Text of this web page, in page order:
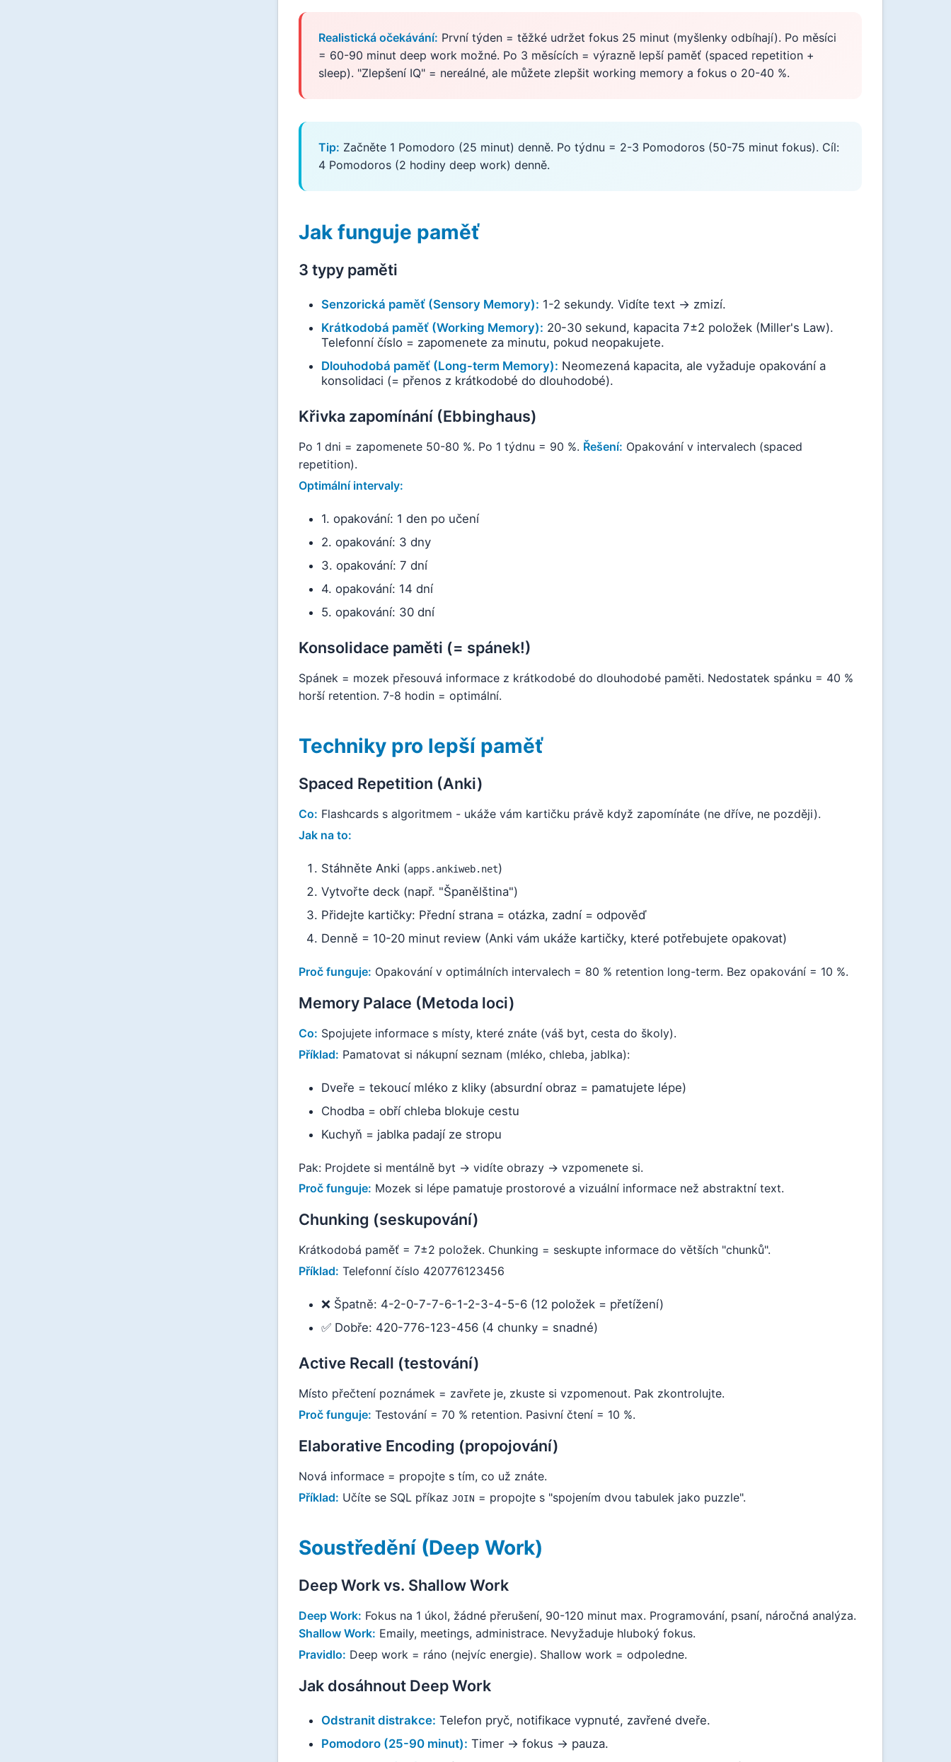
Realistická očekávání: První týden = těžké udržet fokus 25 minut (myšlenky odbíhají). Po měsíci
= 60-90 minut deep work možné. Po 3 měsících = výrazně lepší paměť (spaced repetition +
sleep). "Zlepšení IQ" = nereálné, ale můžete zlepšit working memory a fokus o 20-40 %.
Tip: Začněte 1 Pomodoro (25 minut) denně. Po týdnu = 2-3 Pomodoros (50-75 minut fokus). Cíl:
4 Pomodoros (2 hodiny deep work) denně.
Jak funguje paměť
3 typy paměti
Senzorická paměť (Sensory Memory): 1-2 sekundy. Vidíte text → zmizí.
Krátkodobá paměť (Working Memory): 20-30 sekund, kapacita 7±2 položek (Miller's Law).
Telefonní číslo = zapomenete za minutu, pokud neopakujete.
Dlouhodobá paměť (Long-term Memory): Neomezená kapacita, ale vyžaduje opakování a
konsolidaci (= přenos z krátkodobé do dlouhodobé).
Křivka zapomínání (Ebbinghaus)
Po 1 dni = zapomenete 50-80 %. Po 1 týdnu = 90 %. Řešení: Opakování v intervalech (spaced
repetition).
Optimální intervaly:
1. opakování: 1 den po učení
2. opakování: 3 dny
3. opakování: 7 dní
4. opakování: 14 dní
5. opakování: 30 dní
Konsolidace paměti (= spánek!)
Spánek = mozek přesouvá informace z krátkodobé do dlouhodobé paměti. Nedostatek spánku = 40 %
horší retention. 7-8 hodin = optimální.
Techniky pro lepší paměť
Spaced Repetition (Anki)
Co: Flashcards s algoritmem - ukáže vám kartičku právě když zapomínáte (ne dříve, ne později).
Jak na to:
Stáhněte Anki (apps.ankiweb.net)
Vytvořte deck (např. "Španělština")
Přidejte kartičky: Přední strana = otázka, zadní = odpověď
Denně = 10-20 minut review (Anki vám ukáže kartičky, které potřebujete opakovat)
Proč funguje: Opakování v optimálních intervalech = 80 % retention long-term. Bez opakování = 10 %.
Memory Palace (Metoda loci)
Co: Spojujete informace s místy, které znáte (váš byt, cesta do školy).
Příklad: Pamatovat si nákupní seznam (mléko, chleba, jablka):
Dveře = tekoucí mléko z kliky (absurdní obraz = pamatujete lépe)
Chodba = obří chleba blokuje cestu
Kuchyň = jablka padají ze stropu
Pak: Projdete si mentálně byt → vidíte obrazy → vzpomenete si.
Proč funguje: Mozek si lépe pamatuje prostorové a vizuální informace než abstraktní text.
Chunking (seskupování)
Krátkodobá paměť = 7±2 položek. Chunking = seskupte informace do větších "chunků".
Příklad: Telefonní číslo 420776123456
❌ Špatně: 4-2-0-7-7-6-1-2-3-4-5-6 (12 položek = přetížení)
✅ Dobře: 420-776-123-456 (4 chunky = snadné)
Active Recall (testování)
Místo přečtení poznámek = zavřete je, zkuste si vzpomenout. Pak zkontrolujte.
Proč funguje: Testování = 70 % retention. Pasivní čtení = 10 %.
Elaborative Encoding (propojování)
Nová informace = propojte s tím, co už znáte.
Příklad: Učíte se SQL příkaz JOIN = propojte s "spojením dvou tabulek jako puzzle".
Soustředění (Deep Work)
Deep Work vs. Shallow Work
Deep Work: Fokus na 1 úkol, žádné přerušení, 90-120 minut max. Programování, psaní, náročná analýza.
Shallow Work: Emaily, meetings, administrace. Nevyžaduje hluboký fokus.
Pravidlo: Deep work = ráno (nejvíc energie). Shallow work = odpoledne.
Jak dosáhnout Deep Work
Odstranit distrakce: Telefon pryč, notifikace vypnuté, zavřené dveře.
Pomodoro (25-90 minut): Timer → fokus → pauza.